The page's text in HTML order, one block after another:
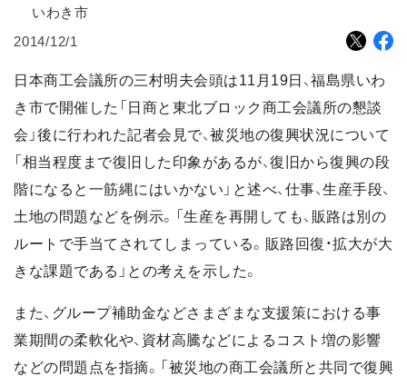
いわき市
2014/12/1
日本商工会議所の三村明夫会頭は11月19日、福島県いわ
き市で開催した「日商と東北ブロック商工会議所の懇談
会」後に行われた記者会見で、被災地の復興状況について
「相当程度まで復旧した印象があるが、復旧から復興の段
階になると一筋縄にはいかない」と述べ、仕事、生産手段、
土地の問題などを例示。「生産を再開しても、販路は別の
ルートで手当てされてしまっている。販路回復・拡大が大
きな課題である」との考えを示した。
また、グループ補助金などさまざまな支援策における事
業期間の柔軟化や、資材高騰などによるコスト増の影響
などの問題点を指摘。「被災地の商工会議所と共同で復興